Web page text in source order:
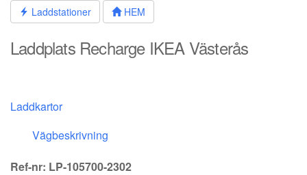
Hoppa
innehållet
Laddstationer HEM
Laddplats Recharge IKEA Västerås
Laddkartor
Vägbeskrivning
Ref-nr: LP-105700-2302